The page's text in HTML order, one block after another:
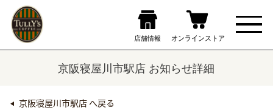
京阪寝屋川市駅店 お知らせ詳細
京阪寝屋川市駅店 へ戻る